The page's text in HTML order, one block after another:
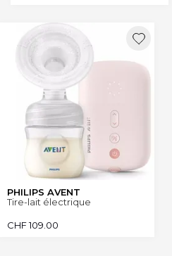
PHILIPS AVENT
Tire-lait électrique
CHF109.00